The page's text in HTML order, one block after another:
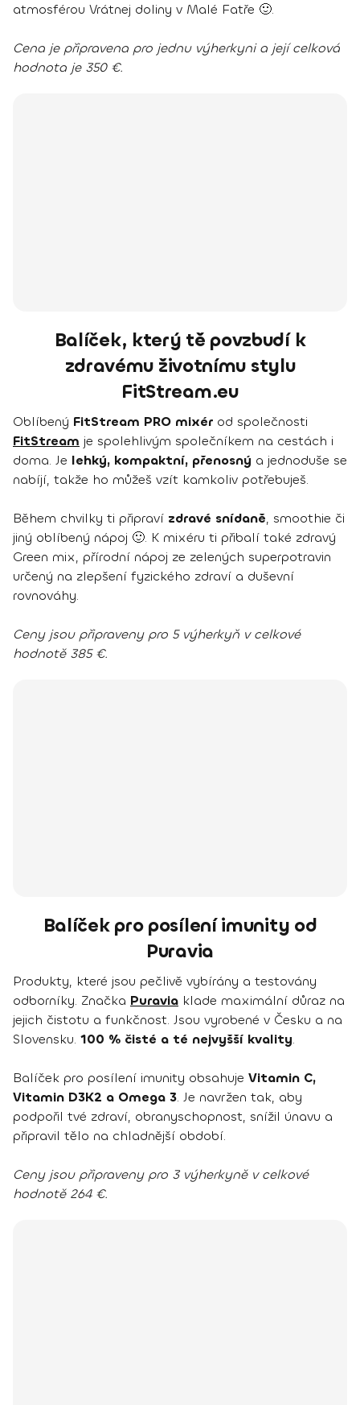
atmosférou Vrátnej doliny v Malé Fatře 🙂.
Cena je připravena pro jednu výherkyni a její celková
hodnota je 350 €.
Balíček, který tě povzbudí k
zdravému životnímu stylu
FitStream.eu
Oblíbený FitStream PRO mixér od společnosti
FitStream je spolehlivým společníkem na cestách i
doma. Je lehký, kompaktní, přenosný a jednoduše se
nabíjí, takže ho můžeš vzít kamkoliv potřebuješ.
Během chvilky ti připraví zdravé snídaně, smoothie či
jiný oblíbený nápoj 🙂. K mixéru ti přibalí také zdravý
Green mix, přírodní nápoj ze zelených superpotravin
určený na zlepšení fyzického zdraví a duševní
rovnováhy.
Ceny jsou připraveny pro 5 výherkyň v celkové
hodnotě 385 €.
Balíček pro posílení imunity od
Puravia
Produkty, které jsou pečlivě vybírány a testovány
odborníky. Značka Puravia klade maximální důraz na
jejich čistotu a funkčnost. Jsou vyrobené v Česku a na
Slovensku. 100 % čisté a té nejvyšší kvality.
Balíček pro posílení imunity obsahuje Vitamin C,
Vitamin D3K2 a Omega 3. Je navržen tak, aby
podpořil tvé zdraví, obranyschopnost, snížil únavu a
připravil tělo na chladnější období.
Ceny jsou připraveny pro 3 výherkyně v celkové
hodnotě 264 €.